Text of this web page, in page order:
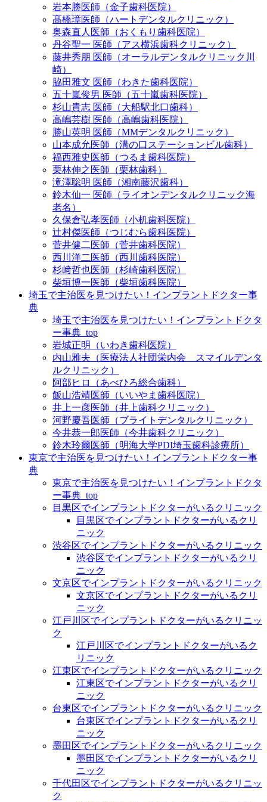
岩本勝医師（金子歯科医院）
髙橋璋医師（ハートデンタルクリニック）
奥森直人医師（おくもり歯科医院）
丹谷聖一 医師（アス横浜歯科クリニック）
藤井秀朋 医師（オーラルデンタルクリニック川
崎）
脇田雅文 医師（わきた歯科医院）
五十嵐俊男 医師（五十嵐歯科医院）
杉山貴志 医師（大船駅北口歯科）
高嶋芸樹 医師（高嶋歯科医院）
勝山英明 医師（MMデンタルクリニック）
山本成允医師（溝の口ステーションビル歯科）
福西雅史医師（つるま歯科医院）
栗林伸之医師（栗林歯科）
滝澤聡明 医師（湘南藤沢歯科）
鈴木仙一 医師（ライオンデンタルクリニック海
老名）
久保倉弘孝医師（小机歯科医院）
辻村傑医師（つじむら歯科医院）
菅井健二医師（菅井歯科医院）
西川洋二医師（西川歯科医院）
杉﨑哲也医師（杉崎歯科医院）
柴垣博一医師（柴垣歯科医院）
埼玉で主治医を見つけたい！インプラントドクター事
典
埼玉で主治医を見つけたい！インプラントドクタ
ー事典_top
岩城正明（いわき歯科医院）
内山雅夫（医療法人社団栄内会 スマイルデンタ
ルクリニック）
阿部ヒロ（あべひろ総合歯科）
飯山浩靖医師（いいやま歯科医院）
井上一彦医師（井上歯科クリニック）
河野慶吾医師（ブライトデンタルクリニック）
今井恭一郎医師（今井歯科クリニック）
鈴木玲爾医師（明海大学PDI埼玉歯科診療所）
東京で主治医を見つけたい！インプラントドクター事
典
東京で主治医を見つけたい！インプラントドクタ
ー事典_top
目黒区でインプラントドクターがいるクリニック
目黒区でインプラントドクターがいるクリ
ニック
渋谷区でインプラントドクターがいるクリニック
渋谷区でインプラントドクターがいるクリ
ニック
文京区でインプラントドクターがいるクリニック
文京区でインプラントドクターがいるクリ
ニック
江戸川区でインプラントドクターがいるクリニッ
ク
江戸川区でインプラントドクターがいるク
リニック
江東区でインプラントドクターがいるクリニック
江東区でインプラントドクターがいるクリ
ニック
台東区でインプラントドクターがいるクリニック
台東区でインプラントドクターがいるクリ
ニック
墨田区でインプラントドクターがいるクリニック
墨田区でインプラントドクターがいるクリ
ニック
千代田区でインプラントドクターがいるクリニッ
ク